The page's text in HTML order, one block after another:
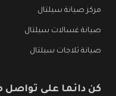
مركز صيانة سيلتال
صيانة غسالات سيلتال
صيانة ثلاجات سيلتال
كن دائما على تواصل